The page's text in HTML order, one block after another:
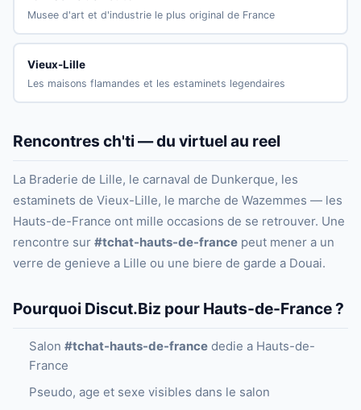
Musee d'art et d'industrie le plus original de France
Vieux-Lille
Les maisons flamandes et les estaminets legendaires
Rencontres ch'ti — du virtuel au reel
La Braderie de Lille, le carnaval de Dunkerque, les
estaminets de Vieux-Lille, le marche de Wazemmes — les
Hauts-de-France ont mille occasions de se retrouver. Une
rencontre sur #tchat-hauts-de-france peut mener a un
verre de genieve a Lille ou une biere de garde a Douai.
Pourquoi Discut.Biz pour Hauts-de-France ?
Salon #tchat-hauts-de-france dedie a Hauts-de-
France
Pseudo, age et sexe visibles dans le salon